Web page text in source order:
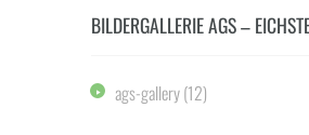
BILDERGALLERIE AGS –
ags-gallery(12)